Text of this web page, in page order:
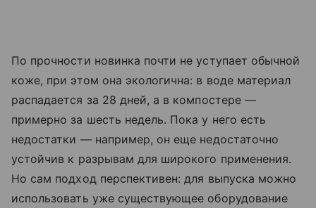
По прочности новинка почти не уступает обычной
коже, при этом она экологична: в воде материал
распадается за 28 дней, а в компостере —
примерно за шесть недель. Пока у него есть
недостатки — например, он еще недостаточно
устойчив к разрывам для широкого применения.
Но сам подход перспективен: для выпуска можно
использовать уже существующее оборудование